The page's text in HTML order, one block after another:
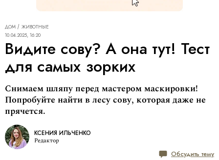
ДОМ
ЖИВОТНЫЕ
10.04.2025, 16:20
Видите сову? А она тут! Тест
для самых зорких
Снимаем шляпу перед мастером маскировки!
Попробуйте найти в лесу сову, которая даже не
прячется.
КСЕНИЯ ИЛЬЧЕНКО
Редактор
Обсудить тему